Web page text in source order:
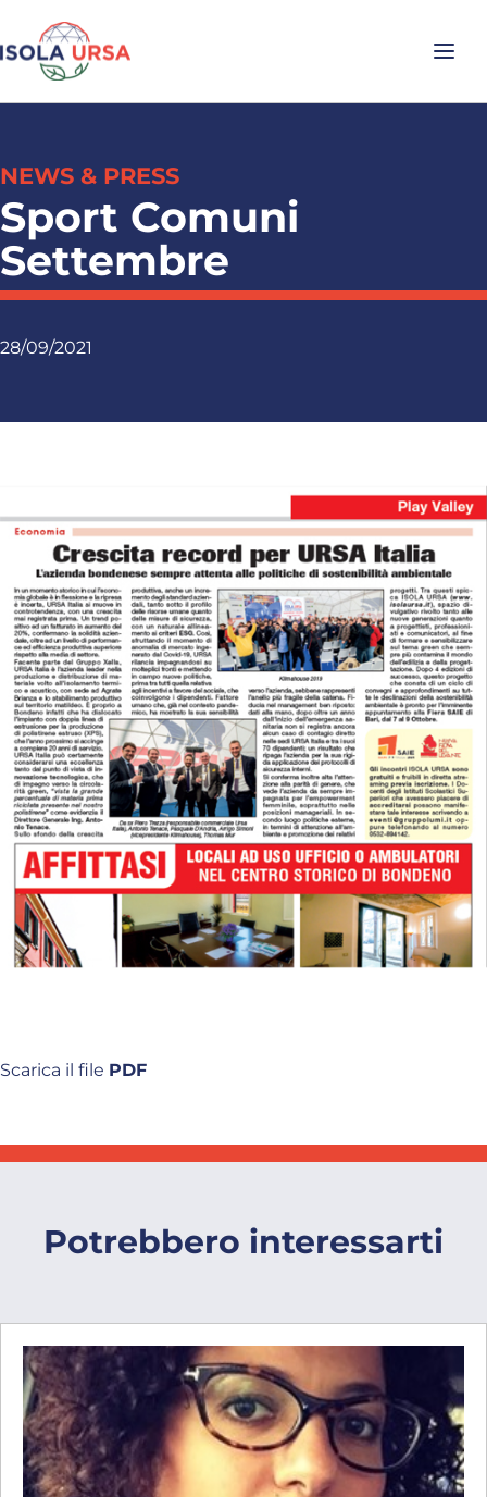
NEWS & PRESS
Sport Comuni
Settembre
28/09/2021
Scarica il file PDF
Potrebbero interessarti